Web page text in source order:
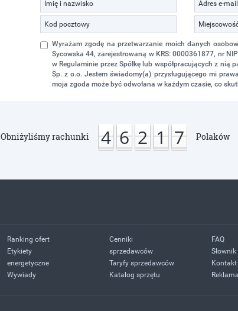
Wyrażam zgodę na przetwarzanie moich danych
Sycowska 44, zarejestrowaną w KRS: 0000361877, nr
w Regulaminie przez Spółkę lub współpracujących z
Sp. z o.o. Jestem świadomy(a) przysługującego mi
moja zgoda może być odwołana w każdym czasie, co
Obniżyliśmy rachunki 4 6 2 1 7 Polaków
Ranking ofert
Etykiety
energetyczne
Wywiady
Cenniki
sprzedawców
Taryfy sprzedawców
Katalog sprzętu
FAQ
Kontakt
Reklama